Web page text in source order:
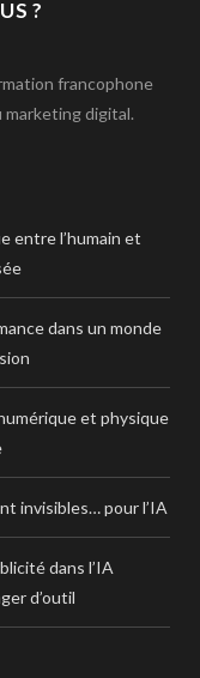
?
francophone
digital.
entre l’humain et
dans un monde
et physique
invisibles… pour l’IA
dans l’IA
d’outil